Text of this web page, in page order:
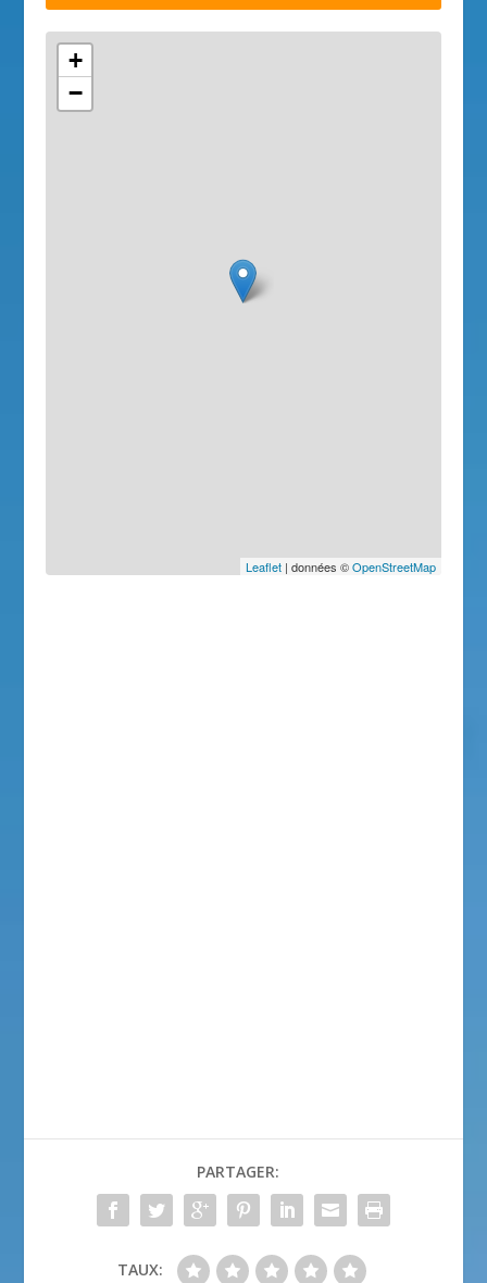
+
−
Leaflet| données ©OpenStreetMap
PARTAGER:
TAUX: